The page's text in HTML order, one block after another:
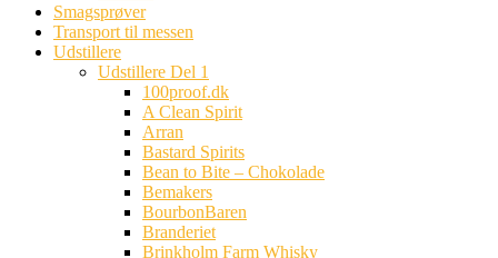
Smagsprøver
Transport til messen
Udstillere
Udstillere Del 1
100proof.dk
A Clean Spirit
Arran
Bastard Spirits
Bean to Bite – Chokolade
Bemakers
BourbonBaren
Branderiet
Brinkholm Farm Whisky